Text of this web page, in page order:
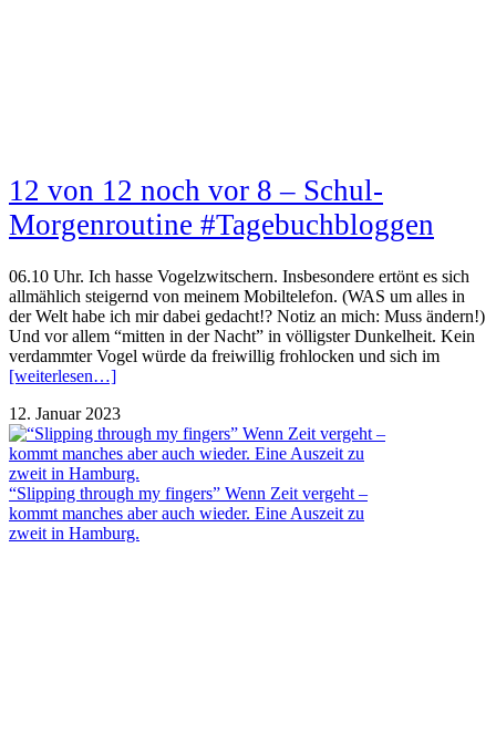
12 von 12 noch vor 8 – Schul-
Morgenroutine #Tagebuchbloggen
06.10 Uhr. Ich hasse Vogelzwitschern. Insbesondere ertönt es sich
allmählich steigernd von meinem Mobiltelefon. (WAS um alles in
der Welt habe ich mir dabei gedacht!? Notiz an mich: Muss ändern!)
Und vor allem “mitten in der Nacht” in völligster Dunkelheit. Kein
verdammter Vogel würde da freiwillig frohlocken und sich im
[weiterlesen…]
12. Januar 2023
“Slipping through my fingers” Wenn Zeit vergeht –
kommt manches aber auch wieder. Eine Auszeit zu
zweit in Hamburg.